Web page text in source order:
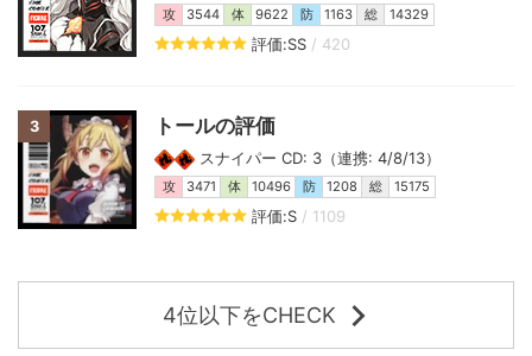
攻 3544 体 9622 防 1163 総 14329
評価:SS / 420
3 トールの評価
スナイパー CD: 3（連携: 4/8/13）
攻 3471 体 10496 防 1208 総 15175
評価:S / 1109
4位以下をCHECK